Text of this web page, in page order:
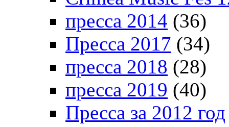
пресса 2014 (36)
Пресса 2017 (34)
пресса 2018 (28)
пресса 2019 (40)
Пресса за 2012 год